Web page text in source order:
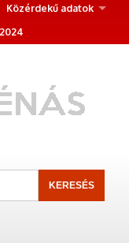
Közérdekű adatok